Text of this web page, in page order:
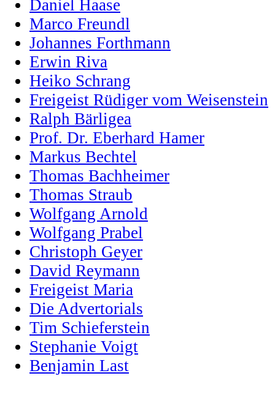
Daniel Haase
Marco Freundl
Johannes Forthmann
Erwin Riva
Heiko Schrang
Freigeist Rüdiger vom Weisenstein
Ralph Bärligea
Prof. Dr. Eberhard Hamer
Markus Bechtel
Thomas Bachheimer
Thomas Straub
Wolfgang Arnold
Wolfgang Prabel
Christoph Geyer
David Reymann
Freigeist Maria
Die Advertorials
Tim Schieferstein
Stephanie Voigt
Benjamin Last